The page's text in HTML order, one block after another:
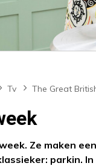
Tv
Ze maken
parkin.